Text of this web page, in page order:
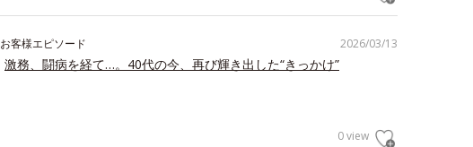
2026/03/13
お客様エピソード
激務、闘病を経て…。40代の今、再び輝き出した“きっかけ”
0 view